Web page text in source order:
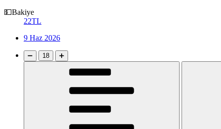
💵Bakiye
22TL
9 Haz 2026
➖ 18 ➕